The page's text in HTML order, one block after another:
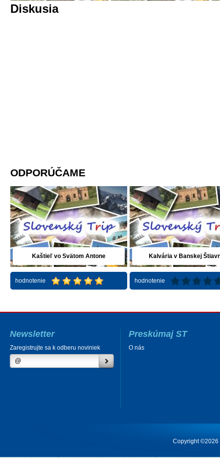
Diskusia
ODPORÚČAME
Kaštieľ vo Svätom Antone
hodnotenie
Kalvária v Banskej
hodnotenie
Newsletter
Zaregistrujte sa k odberu noviniek
Preskúmaj ST
O nás
Copyright ©2026